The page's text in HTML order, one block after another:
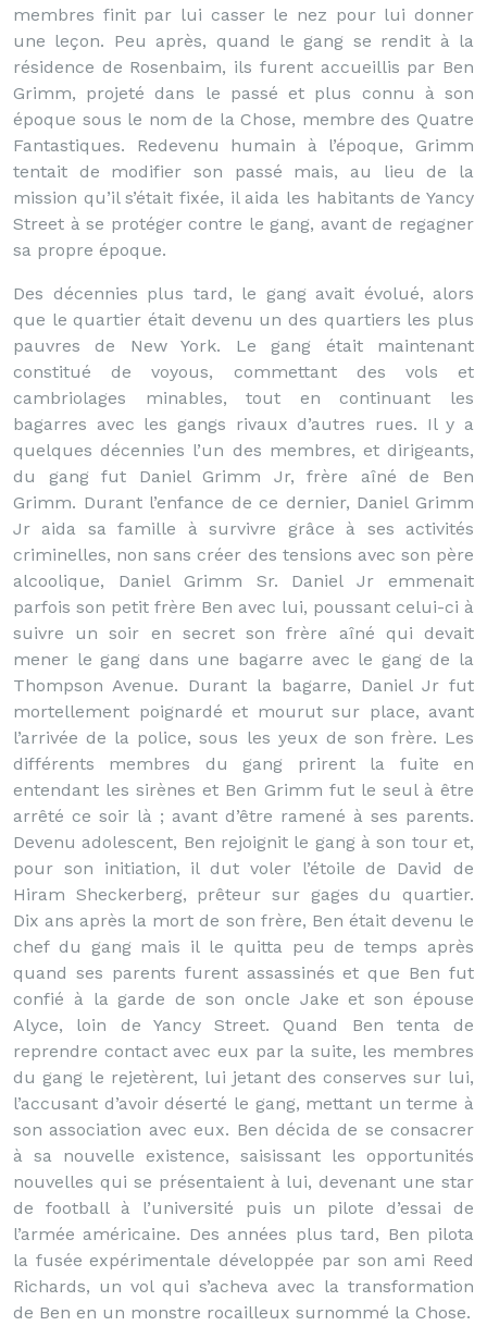
membres finit par lui casser le nez pour lui donner
une leçon. Peu après, quand le gang se rendit à la
résidence de Rosenbaim, ils furent accueillis par Ben
Grimm, projeté dans le passé et plus connu à son
époque sous le nom de la Chose, membre des Quatre
Fantastiques. Redevenu humain à l’époque, Grimm
tentait de modifier son passé mais, au lieu de la
mission qu’il s’était fixée, il aida les habitants de Yancy
Street à se protéger contre le gang, avant de regagner
sa propre époque.
Des décennies plus tard, le gang avait évolué, alors
que le quartier était devenu un des quartiers les plus
pauvres de New York. Le gang était maintenant
constitué de voyous, commettant des vols et
cambriolages minables, tout en continuant les
bagarres avec les gangs rivaux d’autres rues. Il y a
quelques décennies l’un des membres, et dirigeants,
du gang fut Daniel Grimm Jr, frère aîné de Ben
Grimm. Durant l’enfance de ce dernier, Daniel Grimm
Jr aida sa famille à survivre grâce à ses activités
criminelles, non sans créer des tensions avec son père
alcoolique, Daniel Grimm Sr. Daniel Jr emmenait
parfois son petit frère Ben avec lui, poussant celui-ci à
suivre un soir en secret son frère aîné qui devait
mener le gang dans une bagarre avec le gang de la
Thompson Avenue. Durant la bagarre, Daniel Jr fut
mortellement poignardé et mourut sur place, avant
l’arrivée de la police, sous les yeux de son frère. Les
différents membres du gang prirent la fuite en
entendant les sirènes et Ben Grimm fut le seul à être
arrêté ce soir là ; avant d’être ramené à ses parents.
Devenu adolescent, Ben rejoignit le gang à son tour et,
pour son initiation, il dut voler l’étoile de David de
Hiram Sheckerberg, prêteur sur gages du quartier.
Dix ans après la mort de son frère, Ben était devenu le
chef du gang mais il le quitta peu de temps après
quand ses parents furent assassinés et que Ben fut
confié à la garde de son oncle Jake et son épouse
Alyce, loin de Yancy Street. Quand Ben tenta de
reprendre contact avec eux par la suite, les membres
du gang le rejetèrent, lui jetant des conserves sur lui,
l’accusant d’avoir déserté le gang, mettant un terme à
son association avec eux. Ben décida de se consacrer
à sa nouvelle existence, saisissant les opportunités
nouvelles qui se présentaient à lui, devenant une star
de football à l’université puis un pilote d’essai de
l’armée américaine. Des années plus tard, Ben pilota
la fusée expérimentale développée par son ami Reed
Richards, un vol qui s’acheva avec la transformation
de Ben en un monstre rocailleux surnommé la Chose.